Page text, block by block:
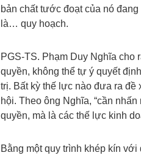
bản chất tước đoạt của nó
là… quy hoạch.
PGS-TS. Phạm Duy Nghĩa cho
quyền, không thể tự ý quyết
trị. Bất kỳ thế lực nào đưa ra đề
hội. Theo ông Nghĩa, “cần
quyền, mà là các thế lực kinh
Bằng một quy trình khép kín